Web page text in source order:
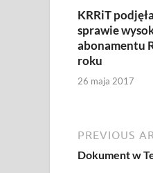
KRRiT
sprawie
abonamentu
roku
26 maja 2017
PREVIOUS
Dokument w